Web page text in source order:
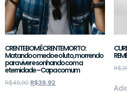
CRENTE BOM É CRENTE MORTO:
Matando o medo e o luto, morrendo
para viver e sonhando com a
eternidade – Capa comum
R$49,90 R$39,92
R$